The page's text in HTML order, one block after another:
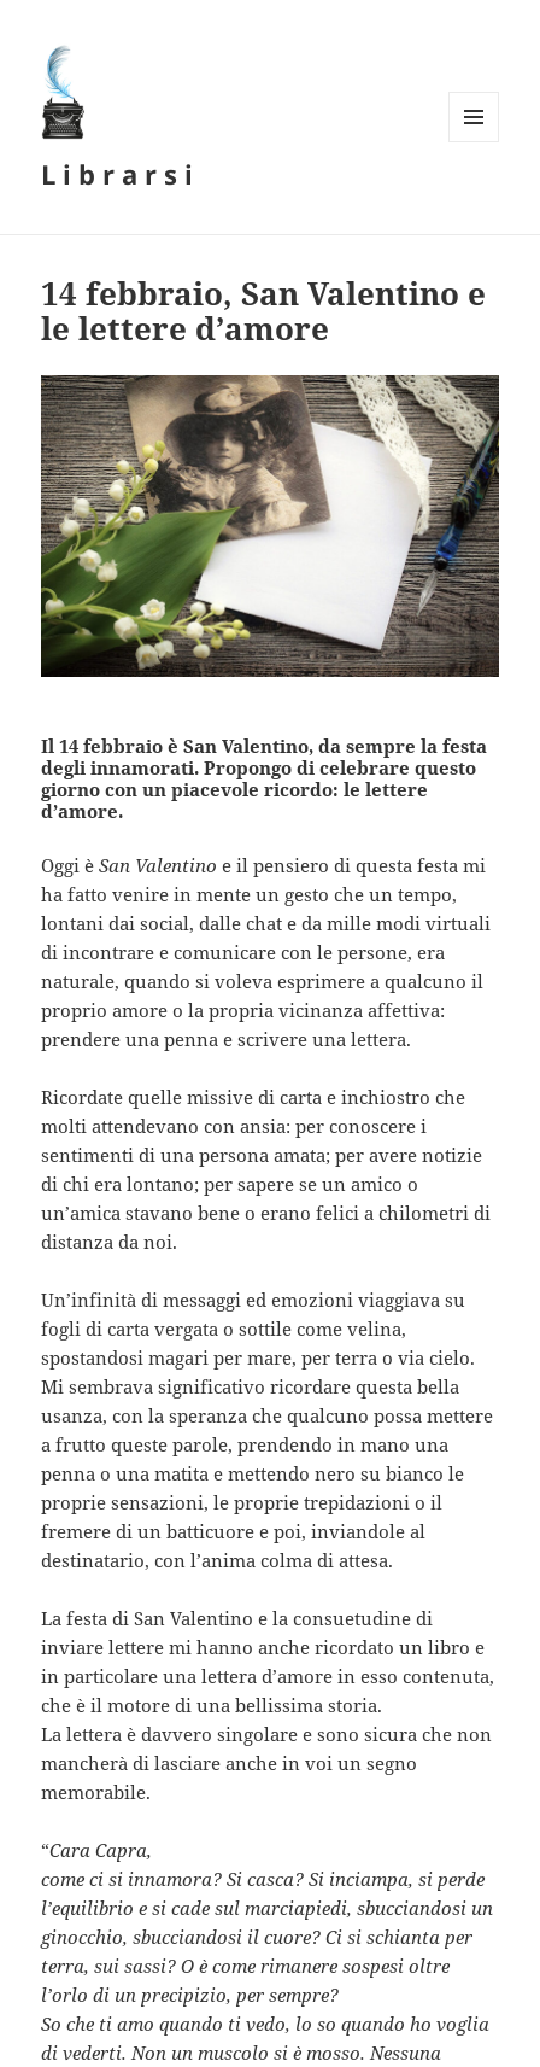
L i b r a r s i
14 febbraio, San Valentino e
le lettere d’amore
Il 14 febbraio è San Valentino, da sempre la festa
degli innamorati. Propongo di celebrare questo
giorno con un piacevole ricordo: le lettere
d’amore.
Oggi èSan Valentino e il pensiero di questa festa mi
ha fatto venire in mente un gesto che un tempo,
lontani dai social, dalle chat e da mille modi virtuali
di incontrare e comunicare con le persone, era
naturale, quando si voleva esprimere a qualcuno il
proprio amore o la propria vicinanza affettiva:
prendere una penna e scrivere una lettera.
Ricordate quelle missive di carta e inchiostro che
molti attendevano con ansia: per conoscere i
sentimenti di una persona amata; per avere notizie
di chi era lontano; per sapere se un amico o
un’amica stavano bene o erano felici a chilometri di
distanza da noi.
Un’infinità di messaggi ed emozioni viaggiava su
fogli di carta vergata o sottile come velina,
spostandosi magari per mare, per terra o via cielo.
Mi sembrava significativo ricordare questa bella
usanza, con la speranza che qualcuno possa mettere
a frutto queste parole, prendendo in mano una
penna o una matita e mettendo nero su bianco le
proprie sensazioni, le proprie trepidazioni o il
fremere di un batticuore e poi, inviandole al
destinatario, con l’anima colma di attesa.
La festa di San Valentino e la consuetudine di
inviare lettere mi hanno anche ricordato un libro e
in particolare una lettera d’amore in esso contenuta,
che è il motore di una bellissima storia.
La lettera è davvero singolare e sono sicura che non
mancherà di lasciare anche in voi un segno
memorabile.
“Cara Capra,
come ci si innamora? Si casca? Si inciampa, si perde
l’equilibrio e si cade sul marciapiedi, sbucciandosi un
ginocchio, sbucciandosi il cuore? Ci si schianta per
terra, sui sassi? O è come rimanere sospesi oltre
l’orlo di un precipizio, per sempre?
So che ti amo quando ti vedo, lo so quando ho voglia
di vederti. Non un muscolo si è mosso. Nessuna